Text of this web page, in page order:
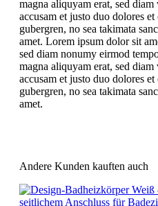
magna aliquyam erat, sed
accusam et justo duo dolores
gubergren, no sea takimata
amet. Lorem ipsum dolor sit
sed diam nonumy eirmod
magna aliquyam erat, sed
accusam et justo duo dolores
gubergren, no sea takimata
amet.
Andere Kunden kauften auch